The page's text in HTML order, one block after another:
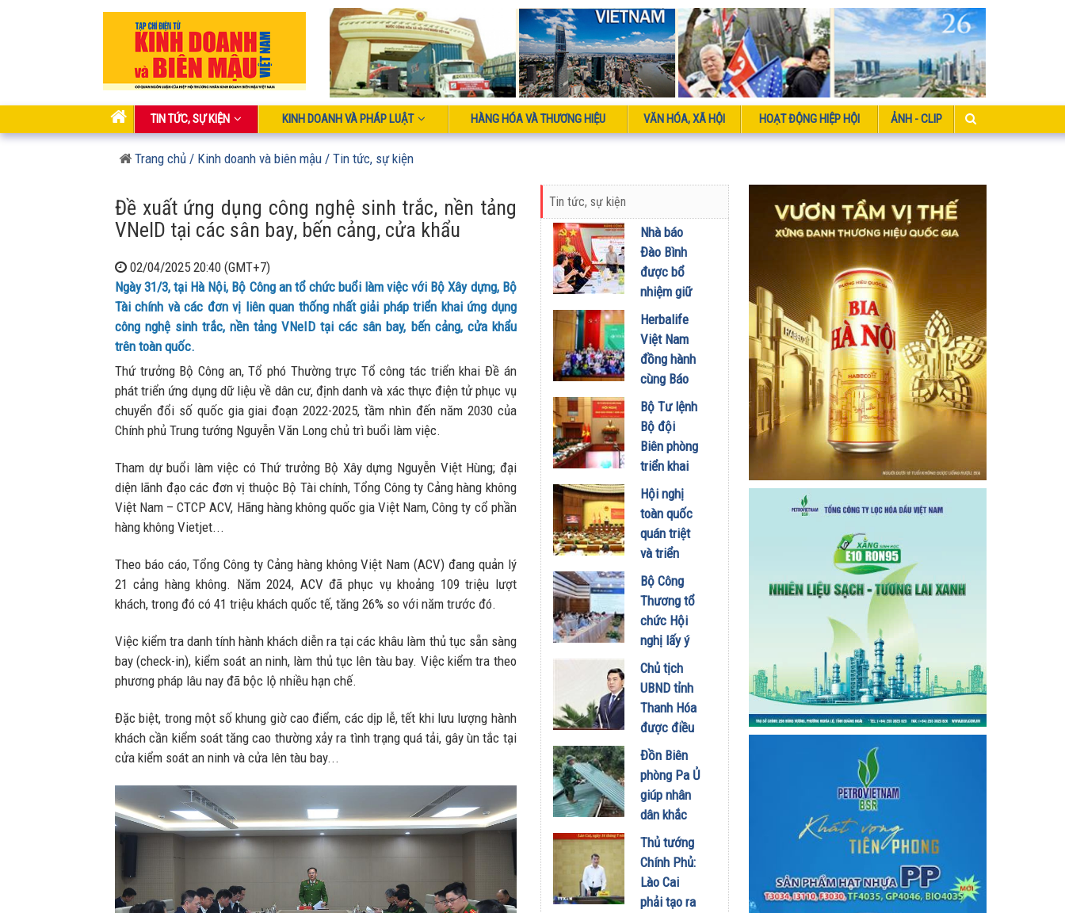
TIN TỨC, SỰ KIỆN KINH DOANH VÀ PHÁP LUẬT HÀNG HÓA VÀ THƯƠNG HIỆU VĂN HÓA, XÃ HỘI HOẠT ĐỘNG HIỆP HỘI ẢNH - CLIP
Trang chủ / Kinh doanh và biên mậu / Tin tức, sự kiện
Đề xuất ứng dụng công nghệ sinh trắc, nền tảng
VNeID tại các sân bay, bến cảng, cửa khẩu
02/04/2025 20:40 (GMT+7)
Ngày 31/3, tại Hà Nội, Bộ Công an tổ chức buổi làm việc với Bộ Xây dựng, Bộ
Tài chính và các đơn vị liên quan thống nhất giải pháp triển khai ứng dụng
công nghệ sinh trắc, nền tảng VNeID tại các sân bay, bến cảng, cửa khẩu
trên toàn quốc.
Thứ trưởng Bộ Công an, Tổ phó Thường trực Tổ công tác triển khai Đề án
phát triển ứng dụng dữ liệu về dân cư, định danh và xác thực điện tử phục vụ
chuyển đổi số quốc gia giai đoạn 2022-2025, tầm nhìn đến năm 2030 của
Chính phủ Trung tướng Nguyễn Văn Long chủ trì buổi làm việc.
Tham dự buổi làm việc có Thứ trưởng Bộ Xây dựng Nguyễn Việt Hùng; đại
diện lãnh đạo các đơn vị thuộc Bộ Tài chính, Tổng Công ty Cảng hàng không
Việt Nam – CTCP ACV, Hãng hàng không quốc gia Việt Nam, Công ty cổ phần
hàng không Vietjet...
Theo báo cáo, Tổng Công ty Cảng hàng không Việt Nam (ACV) đang quản lý
21 cảng hàng không. Năm 2024, ACV đã phục vụ khoảng 109 triệu lượt
khách, trong đó có 41 triệu khách quốc tế, tăng 26% so với năm trước đó.
Việc kiểm tra danh tính hành khách diễn ra tại các khâu làm thủ tục sẵn sàng
bay (check-in), kiểm soát an ninh, làm thủ tục lên tàu bay. Việc kiểm tra theo
phương pháp lâu nay đã bộc lộ nhiều hạn chế.
Đặc biệt, trong một số khung giờ cao điểm, các dịp lễ, tết khi lưu lượng hành
khách cần kiểm soát tăng cao thường xảy ra tình trạng quá tải, gây ùn tắc tại
cửa kiểm soát an ninh và cửa lên tàu bay...
Tin tức, sự kiện
Nhà báo
Đào Bình
được bổ
nhiệm giữ
chức Tổng
Biên tập
Tạp chí
Doanh
nghiệp và
Đầu tư
01/08/2026
Herbalife
Việt Nam
đồng hành
cùng Báo
Sức khỏe
và Đời
sống tổ
chức Cuộc
Khỏe Đẹp
Hơn” lần
thứ 5 để
khuyến
khích mọi
người trở
thành
phiên bản
chính mình
Bộ Tư lệnh
Bộ đội
Biên phòng
triển khai
phương
hướng,
nhiệm vụ
trọng tâm
8/2026
31/07/2026
Hội nghị
toàn quốc
quán triệt
và triển
khai thực
hiện Nghị
quyết Hội
nghị Trung
ương 3
29/07/2026
Bộ Công
Thương tổ
chức Hội
nghị lấy ý
kiến dự
thảo Nghị
định về
kinh doanh
xăng dầu
29/07/2026
Chủ tịch
UBND tỉnh
Thanh Hóa
được điều
động, bổ
nhiệm giữ
chức Thứ
trưởng
trực Bộ
Dân tộc và
Tôn giáo
20/07/2026
Đồn Biên
phòng Pa Ủ
giúp nhân
dân khắc
phục hậu
quả sau
mưa lũ
17/07/2026
Thủ tướng
Chính Phủ:
Lào Cai
phải tạo ra